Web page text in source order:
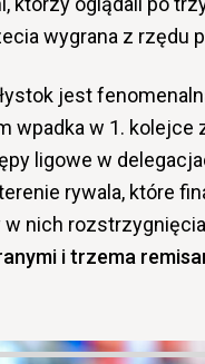
wygrana z rzędu
jest
wpadka w 1. kolejce
ligowe w
rywala, które
w nich
i trzema